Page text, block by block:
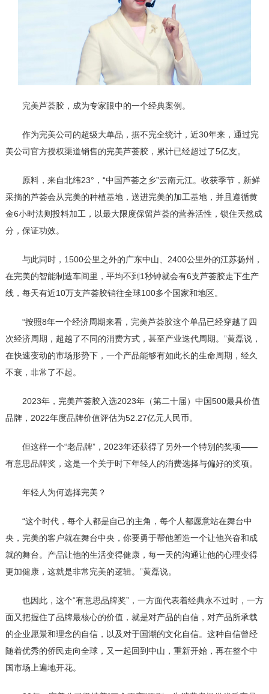
完美芦荟胶，成为专家眼中的一个经典案例。
作为完美公司的超级大单品，据不完全统计，近30年来，通过完
美公司官方授权渠道销售的完美芦荟胶，累计已经超过了5亿支。
原料，来自北纬23°，“中国芦荟之乡”云南元江。收获季节，新鲜
采摘的芦荟会从完美的种植基地，送进完美的加工基地，并且遵循黄
金6小时法则投料加工，以最大限度保留芦荟的营养活性，锁住天然成
分，保证功效。
与此同时，1500公里之外的广东中山、2400公里外的江苏扬州，
在完美的智能制造车间里，平均不到1秒钟就会有6支芦荟胶走下生产
线，每天有近10万支芦荟胶销往全球100多个国家和地区。
“按照8年一个经济周期来看，完美芦荟胶这个单品已经穿越了四
次经济周期，超越了不同的消费方式，甚至产业迭代周期。”黄磊说，
在快速变动的市场形势下，一个产品能够有如此长的生命周期，经久
不衰，非常了不起。
2023年，完美芦荟胶入选2023年（第二十届）中国500最具价值
品牌，2022年度品牌价值评估为52.27亿元人民币。
但这样一个“老品牌”，2023年还获得了另外一个特别的奖项——
有意思品牌奖，这是一个关于时下年轻人的消费选择与偏好的奖项。
年轻人为何选择完美？
“这个时代，每个人都是自己的主角，每个人都愿意站在舞台中
央，完美的客户就在舞台中央，你要勇于帮他塑造一个让他兴奋和成
就的舞台。产品让他的生活变得健康，每一天的沟通让他的心理变得
更加健康，这就是非常完美的逻辑。”黄磊说。
也因此，这个“有意思品牌奖”，一方面代表着经典永不过时，一方
面又把握住了品牌最核心的价值，就是对产品的自信，对产品所承载
的企业愿景和理念的自信，以及对于国潮的文化自信。这种自信曾经
随着优秀的侨民走向全球，又一起回到中山，重新开始，再在整个中
国市场上遍地开花。